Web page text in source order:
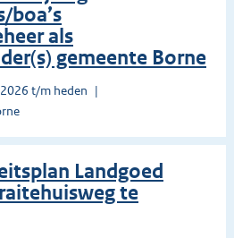
boa’s
als
gemeente Borne
t/m heden
Landgoed
te